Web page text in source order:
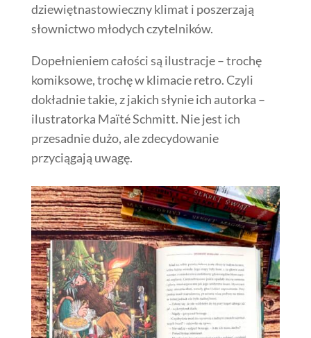
dziewiętnastowieczny klimat i poszerzają
słownictwo młodych czytelników.
Dopełnieniem całości są ilustracje – trochę
komiksowe, trochę w klimacie retro. Czyli
dokładnie takie, z jakich słynie ich autorka –
ilustratorka Maïté Schmitt. Nie jest ich
przesadnie dużo, ale zdecydowanie
przyciągają uwagę.